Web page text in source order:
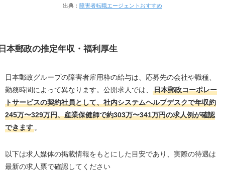
出典： 障害者転職エージェントおすすめ
本郵政の推定年収・福利厚生
日本郵政グループの障害者雇用枠の給与は、応募先の会社や職種、
勤務時間によって異なります。公開求人では、
日本郵政コーポレー
トサービスの契約社員として、社内システムヘルプデスクで年収約
245万〜329万円、産業保健師で約303万〜341万円の求人例が確認
できます。
以下は求人媒体の掲載情報をもとにした目安であり、実際の待遇は
最新の求人票で確認してください